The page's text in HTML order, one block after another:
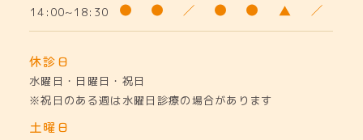
14:00~18:30
休診日
水曜日・日曜日・祝日
※祝日のある週は水曜日診療の場合があります
土曜日